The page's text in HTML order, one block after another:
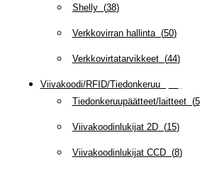
Shelly(38)
Verkkovirran hallinta(50)
Verkkovirtatarvikkeet(44)
Viivakoodi/RFID/Tiedonkeruu(
Tiedonkeruupäätteet/laitteet(5
Viivakoodinlukijat 2D(15)
Viivakoodinlukijat CCD(8)